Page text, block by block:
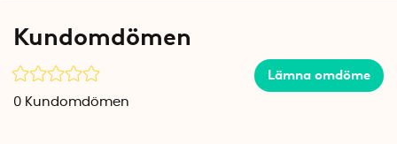
Bärhandtagen i metall sitter stadigt fast och gör det smidigt
polyester är lätt att torka av.
Stilren look i badrummet
Kundomdömen
Lämna omdöme
0 Kundomdömen